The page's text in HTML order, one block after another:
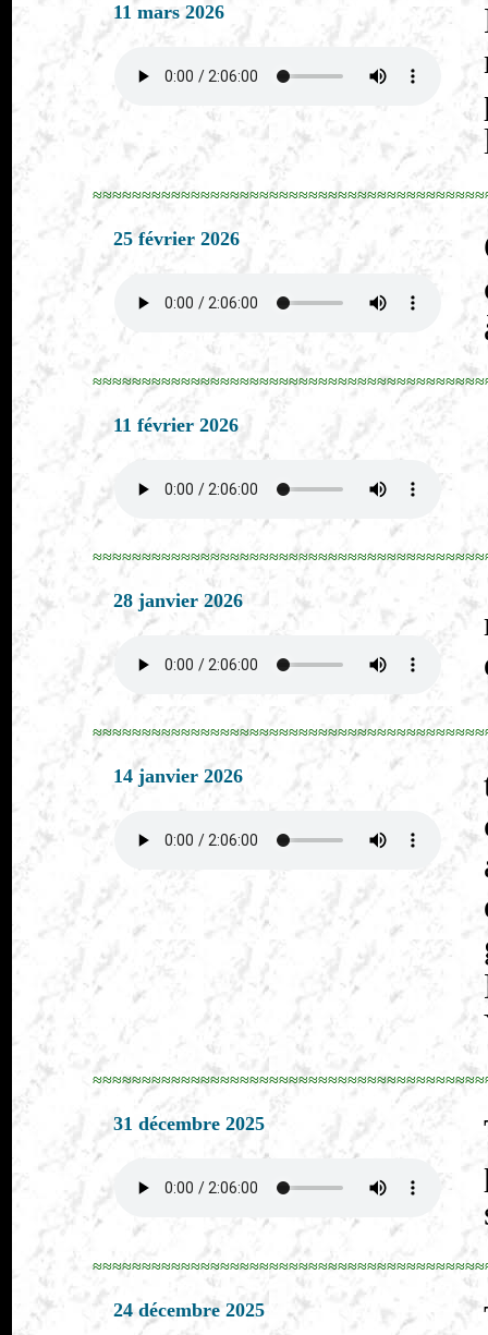
11 mars 2026
25 février 2026
11 février 2026
28 janvier 2026
14 janvier 2026
31 décembre 2025
24 décembre 2025